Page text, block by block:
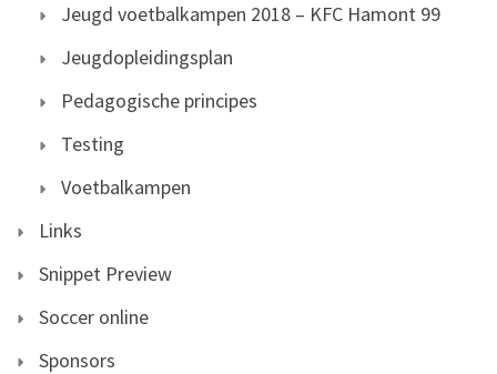
Jeugd voetbalkampen 2018 – KFC Hamont 99
Jeugdopleidingsplan
Pedagogische principes
Testing
Voetbalkampen
Links
Snippet Preview
Soccer online
Sponsors